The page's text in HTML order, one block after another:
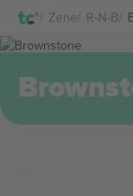
Zene R-N-B